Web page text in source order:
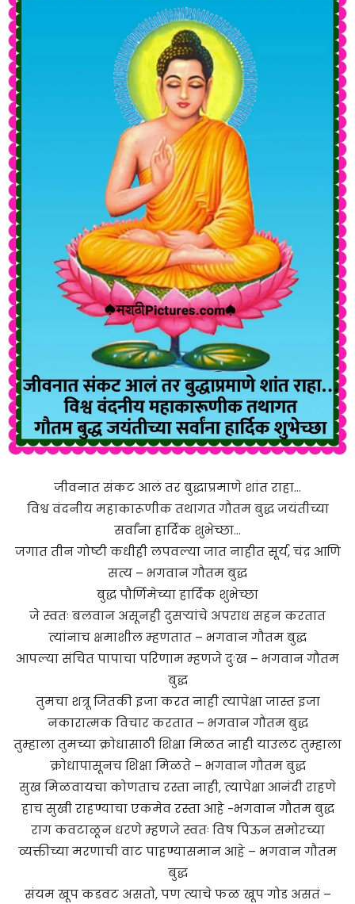
जीवनात संकट आलं तर बुद्धाप्रमाणे शांत राहा…
विश्व वंदनीय महाकारूणीक तथागत गौतम बुद्ध जयंतीच्या
सर्वांना हार्दिक शुभेच्छा…
जगात तीन गोष्टी कधीही लपवल्या जात नाहीत सूर्य, चंद्र आणि
सत्य – भगवान गौतम बुद्ध
बुद्ध पौर्णिमेच्या हार्दिक शुभेच्छा
जे स्वतः बलवान असूनही दुसऱ्यांचे अपराध सहन करतात
त्यांनाच क्षमाशील म्हणतात – भगवान गौतम बुद्ध
आपल्या संचित पापाचा परिणाम म्हणजे दुःख – भगवान गौतम
बुद्ध
तुमचा शत्रू जितकी इजा करत नाही त्यापेक्षा जास्त इजा
नकारात्मक विचार करतात – भगवान गौतम बुद्ध
तुम्हाला तुमच्या क्रोधासाठी शिक्षा मिळत नाही याउलट तुम्हाला
क्रोधापासूनच शिक्षा मिळते – भगवान गौतम बुद्ध
सुख मिळवायचा कोणताच रस्ता नाही, त्यापेक्षा आनंदी राहणे
हाच सुखी राहण्याचा एकमेव रस्ता आहे -भगवान गौतम बुद्ध
राग कवटाळून धरणे म्हणजे स्वतः विष पिऊन समोरच्या
व्यक्तीच्या मरणाची वाट पाहण्यासमान आहे – भगवान गौतम
बुद्ध
संयम खूप कडवट असतो, पण त्याचे फळ खूप गोड असतं –